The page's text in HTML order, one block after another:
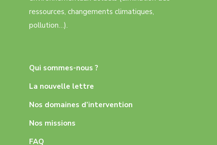
ressources, changements climatiques,
pollution…).
Qui sommes-nous ?
La nouvelle lettre
Nos domaines d’intervention
Nos missions
FAQ